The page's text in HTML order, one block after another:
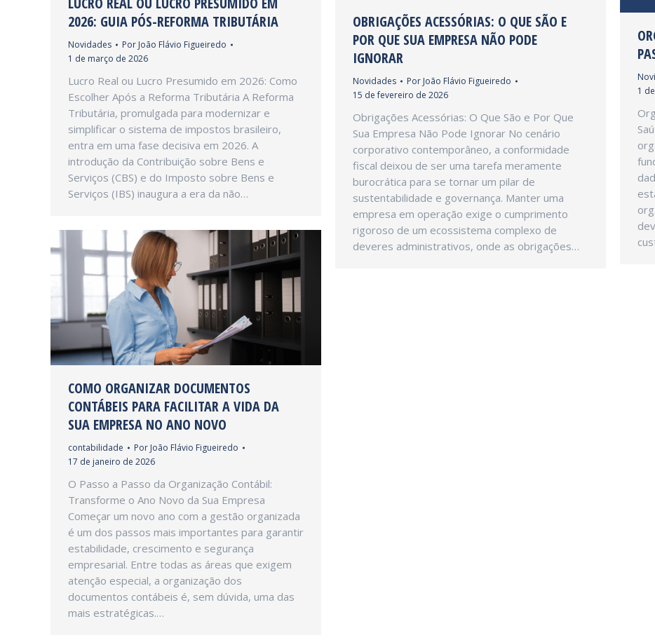
2026: GUIA PÓS-REFORMA TRIBUTÁRIA
Novidades Por João Flávio Figueiredo
1 de março de 2026
Lucro Real ou Lucro Presumido em 2026: Como
Escolher Após a Reforma Tributária A Reforma
Tributária, promulgada para modernizar e
simplificar o sistema de impostos brasileiro,
entra em uma fase decisiva em 2026. A
introdução da Contribuição sobre Bens e
Serviços (CBS) e do Imposto sobre Bens e
Serviços (IBS) inaugura a era da não…
OBRIGAÇÕES ACESSÓRIAS: O QUE SÃO E
POR QUE SUA EMPRESA NÃO PODE
IGNORAR
Novidades Por João Flávio Figueiredo
15 de fevereiro de 2026
Obrigações Acessórias: O Que São e Por Que
Sua Empresa Não Pode Ignorar No cenário
corporativo contemporâneo, a conformidade
fiscal deixou de ser uma tarefa meramente
burocrática para se tornar um pilar de
sustentabilidade e governança. Manter uma
empresa em operação exige o cumprimento
rigoroso de um ecossistema complexo de
deveres administrativos, onde as obrigações…
1
COMO ORGANIZAR DOCUMENTOS
CONTÁBEIS PARA FACILITAR A VIDA DA
SUA EMPRESA NO ANO NOVO
contabilidade Por João Flávio Figueiredo
17 de janeiro de 2026
O Passo a Passo da Organização Contábil:
Transforme o Ano Novo da Sua Empresa
Começar um novo ano com a gestão organizada
é um dos passos mais importantes para garantir
estabilidade, crescimento e segurança
empresarial. Entre todas as áreas que exigem
atenção especial, a organização dos
documentos contábeis é, sem dúvida, uma das
mais estratégicas.…